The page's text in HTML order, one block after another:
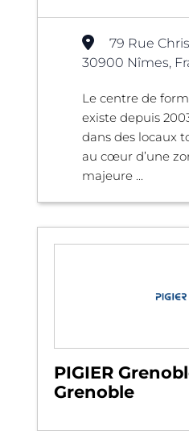
79 Rue
30900 Nîmes,
Le centre de
existe depuis
dans des locaux
au cœur d’une
majeure ...
PIGIER
Grenoble